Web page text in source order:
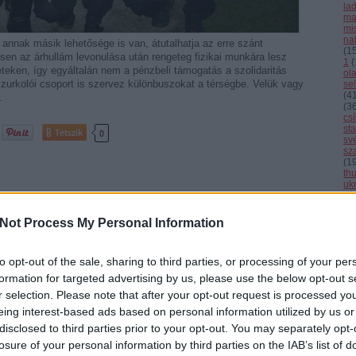
Process My Personal Information
opt-out of the sale, sharing to third parties, or processing of your
for targeted advertising by us, please use the below opt-out
selection. Please note that after your opt-out request is processed
interest-based ads based on personal information utilized by us
to third parties prior to your opt-out. You may separately
of your personal information by third parties on the IAB’s list of
(
1 (
(41
(
(
másik lehetősége is van, átutalhatja az erre szánt
az árhullám levonulása után rengeteg fizikai munkára lesz
így egyáltalán nem a pénzbeli támogatás a szolidaritás
csoport is szervez különbuszokat a térségbe. Velük vagy
Tetszik 0
Gólzáporos
meccset nyert
Átalakul a női
bajnokság